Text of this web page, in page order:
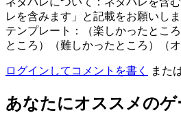
レを含みます」と記載をお願いしま
テンプレート：（楽しかったとこ
ところ）（難しかったところ）（
ログインしてコメントを書く また
あなたにオススメのゲ